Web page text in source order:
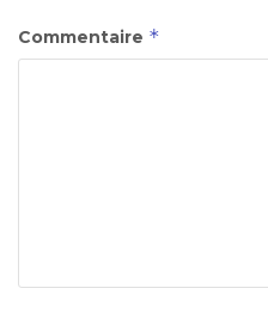
Commentaire *